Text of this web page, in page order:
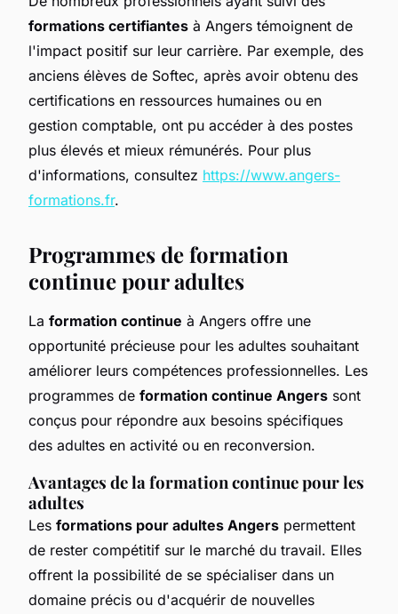
formations certifiantes à Angers témoignent de
l'impact positif sur leur carrière. Par exemple, des
anciens élèves de Softec, après avoir obtenu des
certifications en ressources humaines ou en
gestion comptable, ont pu accéder à des postes
plus élevés et mieux rémunérés. Pour plus
d'informations, consultez https://www.angers-
formations.fr.
Programmes de formation
continue pour adultes
La formation continue à Angers offre une
opportunité précieuse pour les adultes souhaitant
améliorer leurs compétences professionnelles. Les
programmes de formation continue Angers sont
conçus pour répondre aux besoins spécifiques
des adultes en activité ou en reconversion.
Avantages de la formation continue pour les
adultes
Les formations pour adultes Angers permettent
de rester compétitif sur le marché du travail. Elles
offrent la possibilité de se spécialiser dans un
domaine précis ou d'acquérir de nouvelles